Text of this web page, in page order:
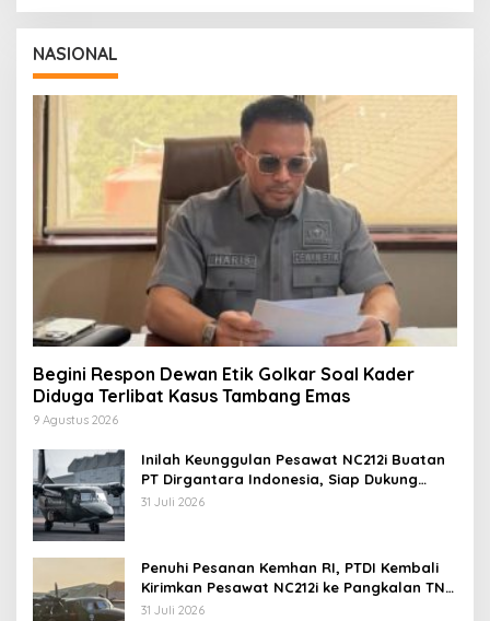
NASIONAL
Begini Respon Dewan Etik Golkar Soal Kader
Diduga Terlibat Kasus Tambang Emas
9 Agustus 2026
Inilah Keunggulan Pesawat NC212i Buatan
PT Dirgantara Indonesia, Siap Dukung
Berbagai Operasi TNI
31 Juli 2026
Penuhi Pesanan Kemhan RI, PTDI Kembali
Kirimkan Pesawat NC212i ke Pangkalan TNI
AU
31 Juli 2026